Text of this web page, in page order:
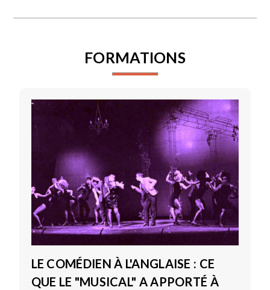
FORMATIONS
LE COMÉDIEN À L'ANGLAISE : CE
QUE LE "MUSICAL" A APPORTÉ À